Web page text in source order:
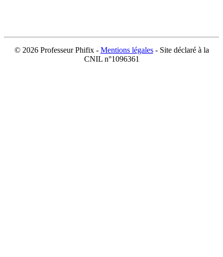
© 2026 Professeur Phifix - Mentions légales- Site déclaré à la
CNIL n°1096361